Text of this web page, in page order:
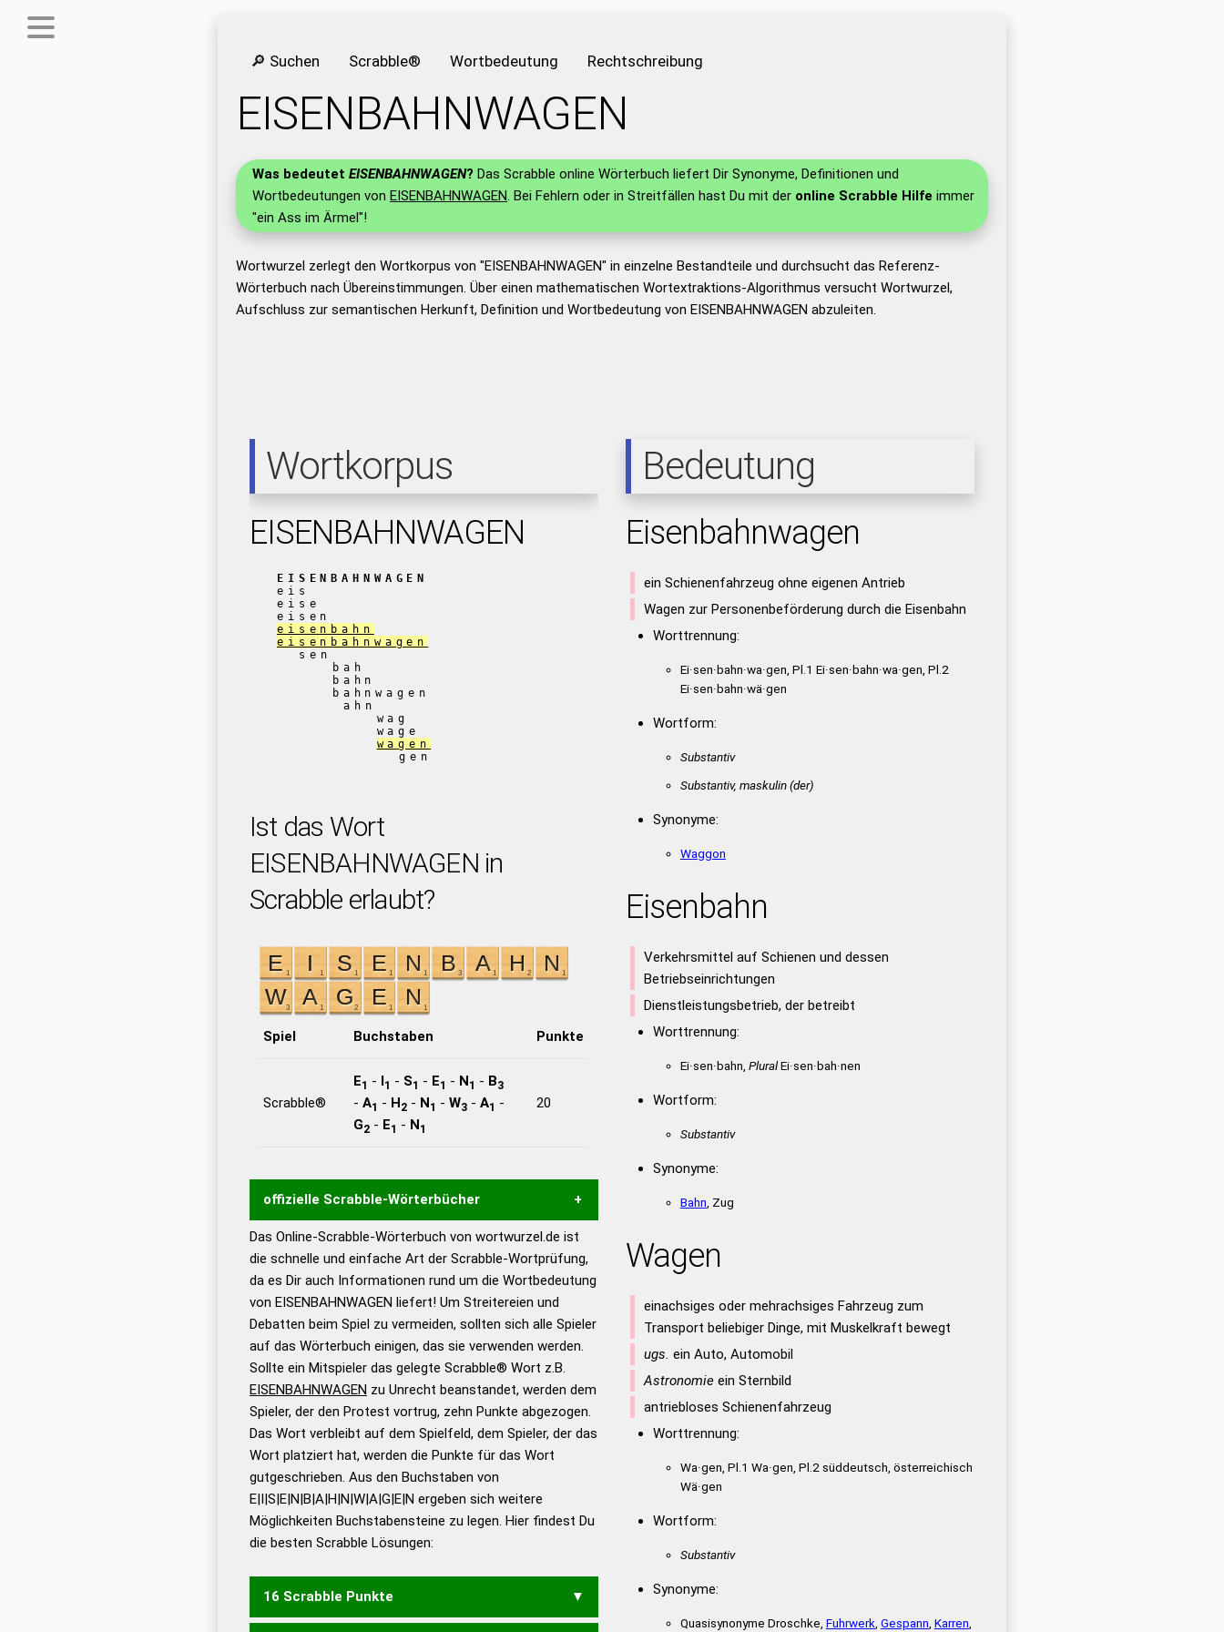
🔎 Suchen Scrabble® Wortbedeutung Rechtschreibung
EISENBAHNWAGEN
Was bedeutet EISENBAHNWAGEN? Das Scrabble online Wörterbuch liefert Dir Synonyme, Definitionen und
Wortbedeutungen von EISENBAHNWAGEN. Bei Fehlern oder in Streitfällen hast Du mit der online Scrabble Hilfe immer
"ein Ass im Ärmel"!
Wortwurzel zerlegt den Wortkorpus von "EISENBAHNWAGEN" in einzelne Bestandteile und durchsucht das Referenz-
Wörterbuch nach Übereinstimmungen. Über einen mathematischen Wortextraktions-Algorithmus versucht Wortwurzel,
Aufschluss zur semantischen Herkunft, Definition und Wortbedeutung von EISENBAHNWAGEN abzuleiten.
Wortkorpus
EISENBAHNWAGEN
EISENBAHNWAGEN
eis
eise
eisen
eisenbahn
eisenbahnwagen
sen
bah
bahn
bahnwagen
ahn
wag
wage
wagen
gen
Ist das Wort
EISENBAHNWAGEN in
Scrabble erlaubt?
Spiel Buchstaben Punkte
Scrabble®
E1 - I1 - S1 - E1 - N1 - B3
- A1 - H2- N1 - W3- A1 -
G2- E1 - N1
20
offizielle Scrabble-Wörterbücher
Wortwurzel liefert mit Hilfe eines semantischen
Wortanalyse-Algorithmus gute Anhaltspunkte zu
Wortbedeutung, Worttrennung und Wortform, um die
Gültigkeit eines Wortes für das Scrabble-Spiel zu
bestimmen!
zugelassene Turnier Scrabble-
Wörterbücher sind:
Duden – Standardwerk in 12
Bänden
Duden – Richtiges und gutes
Deutsch
Duden – Die deutsche Grammatik
Duden – Deutsches
Universalwörterbuch
Das Online-Scrabble-Wörterbuch von wortwurzel.de ist
die schnelle und einfache Art der Scrabble-Wortprüfung,
da es Dir auch Informationen rund um die Wortbedeutung
von EISENBAHNWAGEN liefert! Um Streitereien und
Debatten beim Spiel zu vermeiden, sollten sich alle Spieler
auf das Wörterbuch einigen, das sie verwenden werden.
Sollte ein Mitspieler das gelegte Scrabble® Wort z.B.
EISENBAHNWAGEN zu Unrecht beanstandet, werden dem
Spieler, der den Protest vortrug, zehn Punkte abgezogen.
Das Wort verbleibt auf dem Spielfeld, dem Spieler, der das
Wort platziert hat, werden die Punkte für das Wort
gutgeschrieben. Aus den Buchstaben von
E|I|S|E|N|B|A|H|N|W|A|G|E|N ergeben sich weitere
Möglichkeiten Buchstabensteine zu legen. Hier findest Du
die besten Scrabble Lösungen:
16 Scrabble Punkte
Bedeutung
Eisenbahnwagen
ein Schienenfahrzeug ohne eigenen Antrieb
Wagen zur Personenbeförderung durch die Eisenbahn
Worttrennung:
Ei·sen·bahn·wa·gen, Pl.1 Ei·sen·bahn·wa·gen, Pl.2
Ei·sen·bahn·wä·gen
Wortform:
Substantiv
Substantiv, maskulin(der)
Synonyme:
Waggon
Eisenbahn
Verkehrsmittel auf Schienen und dessen
Betriebseinrichtungen
Dienstleistungsbetrieb, der betreibt
Worttrennung:
Ei·sen·bahn, PluralEi·sen·bah·nen
Wortform:
Substantiv
Synonyme:
Bahn , Zug
Wagen
einachsiges oder mehrachsiges Fahrzeug zum
Transport beliebiger Dinge, mit Muskelkraft bewegt
ugs. ein Auto, Automobil
Astronomieein Sternbild
antriebloses Schienenfahrzeug
Worttrennung:
Wa·gen, Pl.1 Wa·gen, Pl.2 süddeutsch, österreichisch
Wä·gen
Wortform:
Substantiv
Synonyme:
Quasisynonyme Droschke, Fuhrwerk Gespann Karren